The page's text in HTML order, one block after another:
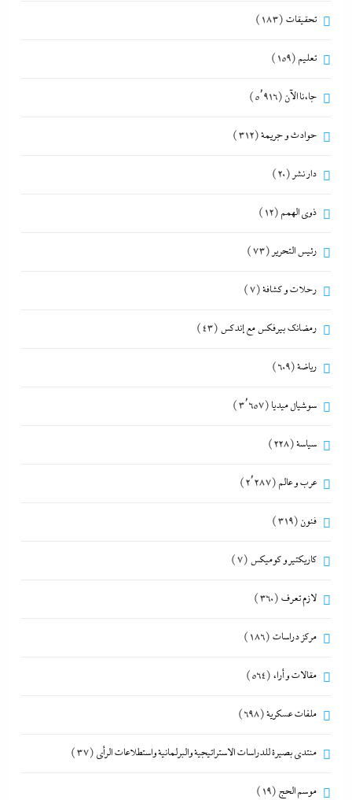
تحقيقات (183)
تعليم (159)
جاءنا الآن (5٬916)
حوادث و جريمة(312)
دار نشر (20)
ذوى الهمم (12)
رئيس التحرير (73)
رحلات و كشافة(7)
رمضانك بيرفكس مع إندكس (43)
رياضة(609)
سوشيال ميديا (3٬657)
سياسة(228)
عرب و عالم (2٬287)
فنون (319)
كاريكتير و كوميكس (7)
لازم تعرف (360)
مركز دراسات (186)
مقالات و أراء (564)
ملفات عسكرية(698)
منتدى بصيرة للدراسات الاستراتيجية والبرلمانية واستطلاعات الرأى (37)
موسم الحج (19)